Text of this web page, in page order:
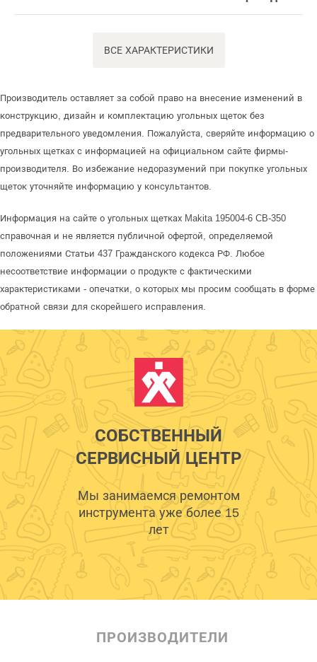
ВСЕ ХАРАКТЕРИСТИКИ
Производитель оставляет за собой право на внесение изменений в
конструкцию, дизайн и комплектацию угольных щеток без
предварительного уведомления. Пожалуйста, сверяйте информацию о
угольных щетках с информацией на официальном сайте фирмы-
производителя. Во избежание недоразумений при покупке угольных
щеток уточняйте информацию у консультантов.
Информация на сайте о угольных щетках Makita 195004-6 CB-350
справочная и не является публичной офертой, определяемой
положениями Статьи 437 Гражданского кодекса РФ. Любое
несоответствие информации о продукте с фактическими
характеристиками - опечатки, о которых мы просим сообщать в форме
обратной связи для скорейшего исправления.
СОБСТВЕННЫЙ
СЕРВИСНЫЙ ЦЕНТР
Мы занимаемся ремонтом
инструмента уже более 15
лет
ПРОИЗВОДИТЕЛИ